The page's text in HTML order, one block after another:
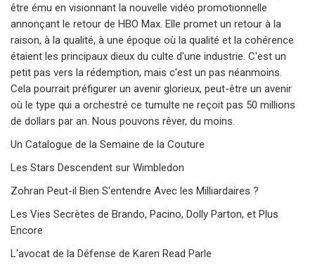
être ému en visionnant la nouvelle vidéo promotionnelle
annonçant le retour de HBO Max. Elle promet un retour à la
raison, à la qualité, à une époque où la qualité et la cohérence
étaient les principaux dieux du culte d'une industrie. C'est un
petit pas vers la rédemption, mais c'est un pas néanmoins.
Cela pourrait préfigurer un avenir glorieux, peut-être un avenir
où le type qui a orchestré ce tumulte ne reçoit pas 50 millions
de dollars par an. Nous pouvons rêver, du moins.
Un Catalogue de la Semaine de la Couture
Les Stars Descendent sur Wimbledon
Zohran Peut-il Bien S'entendre Avec les Milliardaires ?
Les Vies Secrètes de Brando, Pacino, Dolly Parton, et Plus
Encore
L'avocat de la Défense de Karen Read Parle